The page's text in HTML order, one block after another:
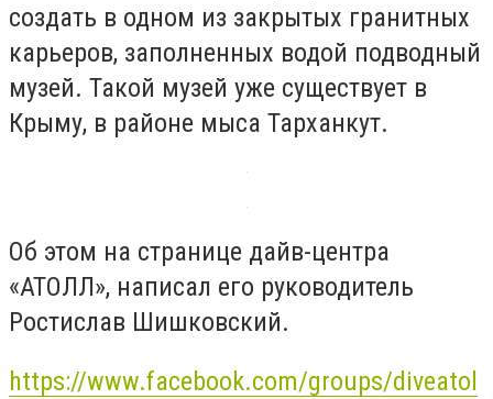
создать в одном из закрытых гранитных
карьеров, заполненных водой подводный
музей. Такой музей уже существует в
Крыму, в районе мыса Тарханкут.
Об этом на странице дайв-центра
«АТОЛЛ», написал его руководитель
Ростислав Шишковский.
https://www.facebook.com/groups/diveatol